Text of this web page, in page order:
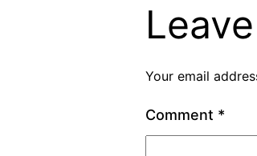
Your email
Comment *